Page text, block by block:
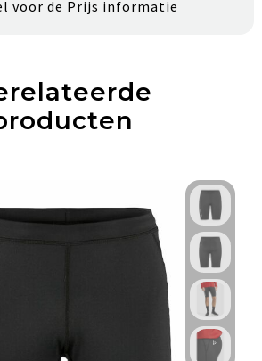
voor de Prijs informatie